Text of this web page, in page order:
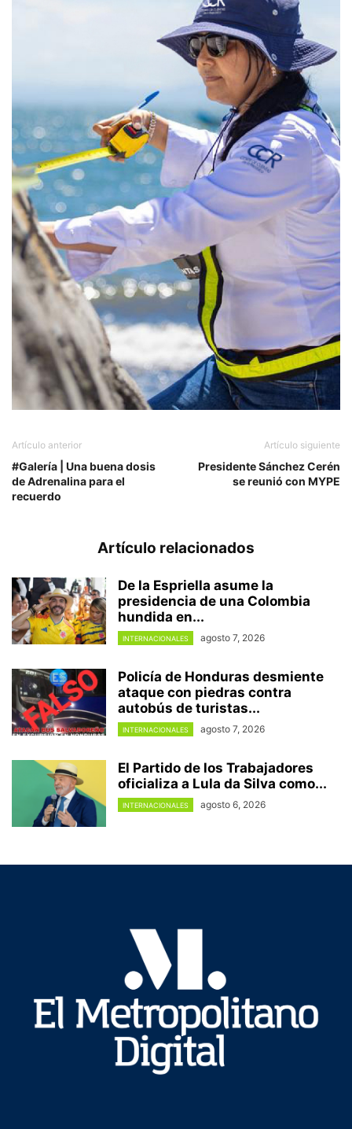
Artículo anterior
#Galería | Una buena dosis
de Adrenalina para el
recuerdo
Artículo siguiente
Presidente Sánchez Cerén
se reunió con MYPE
Artículo relacionados
De la Espriella asume la
presidencia de una Colombia
hundida en...
INTERNACIONALES agosto 7, 2026
Policía de Honduras desmiente
ataque con piedras contra
autobús de turistas...
INTERNACIONALES agosto 7, 2026
El Partido de los Trabajadores
oficializa a Lula da Silva como...
INTERNACIONALES agosto 6, 2026